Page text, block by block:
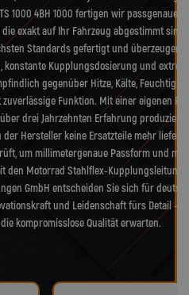
1000 4BH 1000 fertigen wir passgenaue
exakt auf Ihr Fahrzeug abgestimmt sind.
Standards gefertigt und überzeugen
konstante Kupplungsdosierung und
gegenüber Hitze, Kälte,
Funktion. Mit einer eigenen
drei Jahrzehnten Erfahrung
Hersteller keine Ersatzteile mehr liefert.
um millimetergenaue Passform und
den Motorrad Stahlflex-
GmbH entscheiden Sie sich für
und Leidenschaft fürs Detail –
kompromisslose Qualität erwarten.